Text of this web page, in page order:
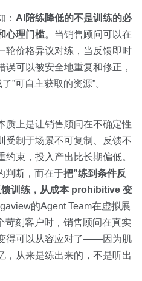
： AI陪练降低的不是训练的必
心理门槛。当销售顾问可以在
轮价格异议对练，当反馈即时
可以被安全地重复和修正，
”可自主获取的资源”。
质上是让销售顾问在不确定性
受制于场景不可复制、反馈不
束，投入产出比长期偏低。
判断，而在于把”练到条件反
训练，从成本 prohibitive 变
的Agent Team在虚拟展
苛刻客户时，销售顾问在真实
得可以从容应对了——因为肌
，从来是练出来的，不是听出